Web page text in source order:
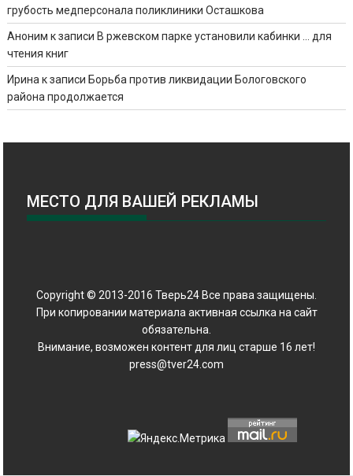
грубость медперсонала поликлиники Осташкова
Аноним к записи В ржевском парке установили кабинки … для
чтения книг
Ирина к записи Борьба против ликвидации Бологовского
района продолжается
МЕСТО ДЛЯ ВАШЕЙ РЕКЛАМЫ
Copyright © 2013-2016 Тверь24 Все права защищены.
При копировании материала активная ссылка на сайт
обязательна.
Внимание, возможен контент для лиц старше 16 лет!
press@tver24.com